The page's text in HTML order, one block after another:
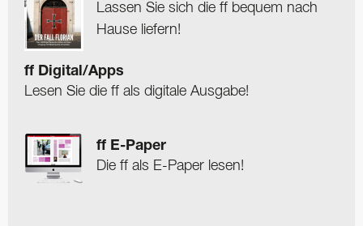
Lassen Sie sich die ff bequem nach
Hause liefern!
ff Digital/Apps
Lesen Sie die ff als digitale Ausgabe!
ff E-Paper
Die ff als E-Paper lesen!